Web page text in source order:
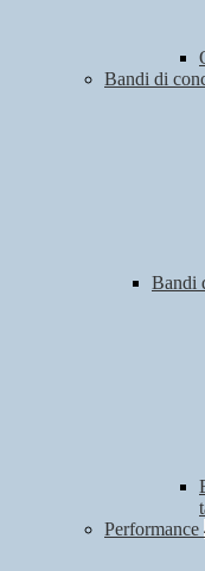
Bandi di
Bandi
Performance